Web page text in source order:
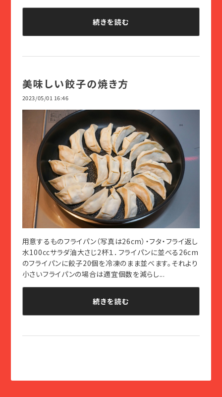
続きを読む
美味しい餃子の焼き方
2023/05/01 16:46
用意するものフライパン（写真は26cm）・フタ・フライ返し
水100ccサラダ油大さじ2杯１．フライパンに並べる26cm
のフライパンに餃子20個を冷凍のまま並べます。それより
小さいフライパンの場合は適宜個数を減らし...
続きを読む